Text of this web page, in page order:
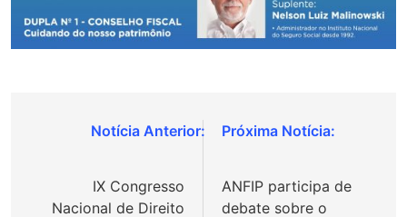
Navegação
Post
IX Congresso
Nacional de Direito
ANFIP participa de
debate sobre o